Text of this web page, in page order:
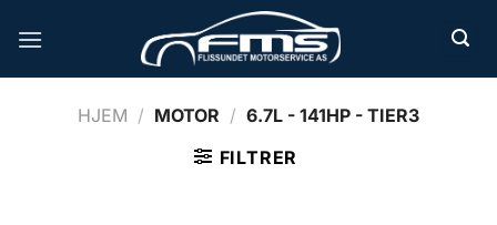
HJEM / MOTOR / 6.7L - 141HP - TIER3
FILTRER